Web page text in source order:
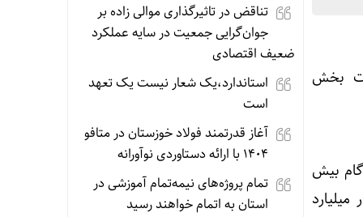
بخش
بیش
معوق بخش کشاورزی را تسویه و همزمان بالغ بر ۶ هزار میلیارد
تناقض در تاثیرگذاری موالی زاده بر
جوان‌گرایی جمعیت در سایه عملکرد
ضعیف اقتصادی
استاندارد،یک شعار نیست یک تعهد
است
آغاز قدرتمند فولاد خوزستان در متافو
۱۴۰۴ با ارائه دستاوردی نوآورانه
تمام پروژه‌های نیمه‌تمام آموزشی در
استان به اتمام خواهند رسید